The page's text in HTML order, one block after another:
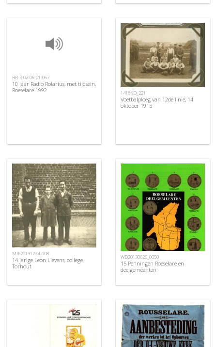
RR-3-02-06-01-067
10 jaar Radio Rolarius, met tijdsein,
Roeselare 1992
1418KD_221
Voetbalploeg van 12de linie, 14
oktober 1915
MIE20131224_008
14 jarige Leon Lievens, college
Torhout
WD20130626_0050
15 Penningen Roeselare en
deelgemeenten